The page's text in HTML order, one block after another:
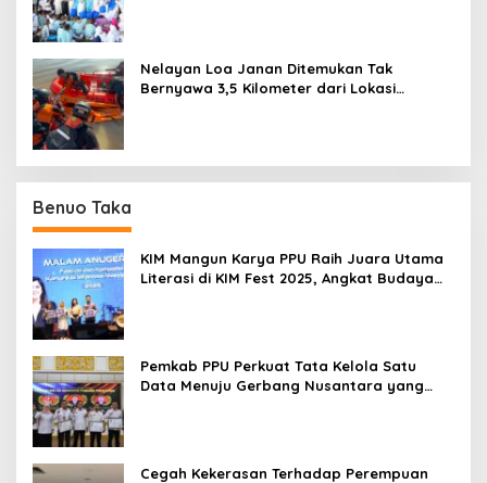
Nelayan Loa Janan Ditemukan Tak
Bernyawa 3,5 Kilometer dari Lokasi
Benuo Taka
KIM Mangun Karya PPU Raih Juara Utama
Literasi di KIM Fest 2025, Angkat Budaya
Pemkab PPU Perkuat Tata Kelola Satu
Data Menuju Gerbang Nusantara yang
Cegah Kekerasan Terhadap Perempuan